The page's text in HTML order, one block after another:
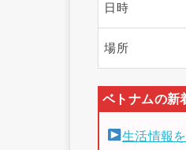
日時
場所
生活情報を